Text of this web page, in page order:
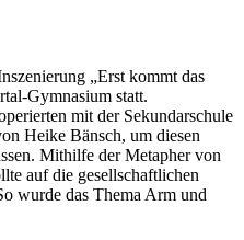
„Erst kommt das
Gymnasium statt.
mit der Sekundarschule
Heike Bänsch, um diesen
Mithilfe der Metapher von
auf die gesellschaftlichen
wurde das Thema Arm und